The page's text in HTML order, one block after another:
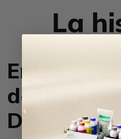
La
Entra en el
de la
Digital